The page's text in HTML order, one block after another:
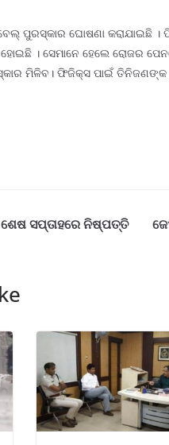
ପୁରସ୍କାର ଘୋଷଣା କରାଯାଇଛି
। ସେମାନେ ହେଲେ ରୋଜର
ମିଳିବ। ଫିଜିକ୍ସ ପାଇଁ ତିନିଜଣଙ୍କ
ସପ୍ତାହରେ ନିଷ୍ପତ୍ତି